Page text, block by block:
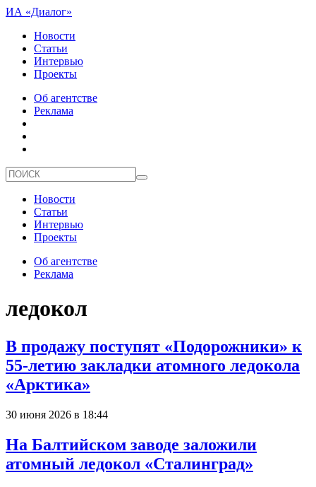
ИА «Диалог»
Новости
Статьи
Интервью
Проекты
Об агентстве
Реклама
Новости
Статьи
Интервью
Проекты
Об агентстве
Реклама
ледокол
В продажу поступят «Подорожники» к
55-летию закладки атомного ледокола
«Арктика»
30 июня 2026 в 18:44
На Балтийском заводе заложили
атомный ледокол «Сталинград»